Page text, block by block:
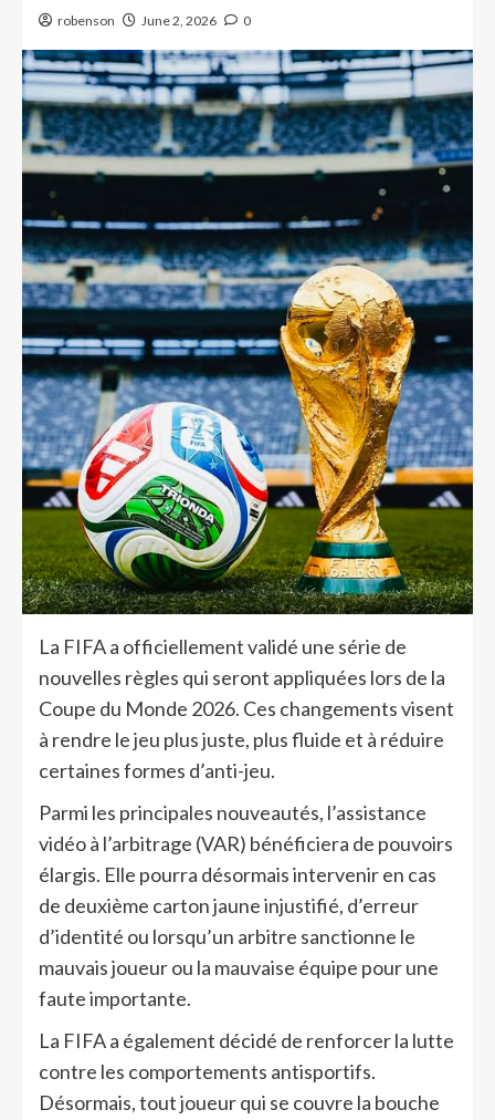
robenson June 2, 2026 0
La FIFA a officiellement validé une série de
nouvelles règles qui seront appliquées lors de la
Coupe du Monde 2026. Ces changements visent
à rendre le jeu plus juste, plus fluide et à réduire
certaines formes d’anti-jeu.
Parmi les principales nouveautés, l’assistance
vidéo à l’arbitrage (VAR) bénéficiera de pouvoirs
élargis. Elle pourra désormais intervenir en cas
de deuxième carton jaune injustifié, d’erreur
d’identité ou lorsqu’un arbitre sanctionne le
mauvais joueur ou la mauvaise équipe pour une
faute importante.
La FIFA a également décidé de renforcer la lutte
contre les comportements antisportifs.
Désormais, tout joueur qui se couvre la bouche